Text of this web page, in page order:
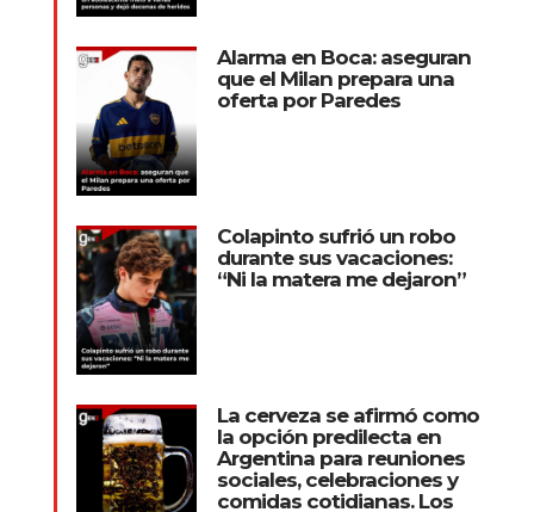
Alarma en Boca: aseguran
que el Milan prepara una
oferta por Paredes
Colapinto sufrió un robo
durante sus vacaciones:
“Ni la matera me dejaron”
La cerveza se afirmó como
la opción predilecta en
Argentina para reuniones
sociales, celebraciones y
comidas cotidianas. Los